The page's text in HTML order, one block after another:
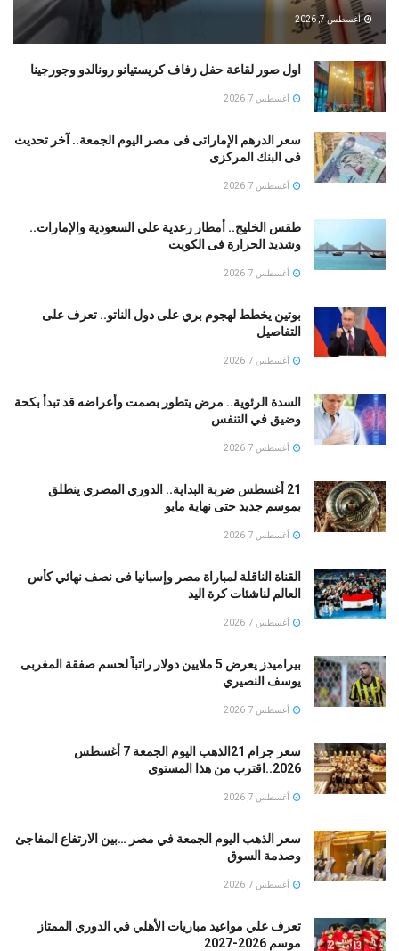
أغسطس 7, 2026
اول صور لقاعة حفل زفاف كريستيانو رونالدو وجورجينا
أغسطس 7, 2026
سعر الدرهم الإماراتى فى مصر اليوم الجمعة.. آخر تحديث
فى البنك المركزى
أغسطس 7, 2026
طقس الخليج.. أمطار رعدية على السعودية والإمارات..
وشديد الحرارة فى الكويت
أغسطس 7, 2026
بوتين يخطط لهجوم بري على دول الناتو.. تعرف على
التفاصيل
أغسطس 7, 2026
السدة الرئوية.. مرض يتطور بصمت وأعراضه قد تبدأ بكحة
وضيق في التنفس
أغسطس 7, 2026
21 أغسطس ضربة البداية.. الدوري المصري ينطلق
بموسم جديد حتى نهاية مايو
أغسطس 7, 2026
القناة الناقلة لمباراة مصر وإسبانيا فى نصف نهائي كأس
العالم لناشئات كرة اليد
أغسطس 7, 2026
بيراميدز يعرض 5 ملايين دولار راتباً لحسم صفقة المغربى
يوسف النصيري
أغسطس 7, 2026
سعر جرام 21الذهب اليوم الجمعة 7 أغسطس
2026..اقترب من هذا المستوى
أغسطس 7, 2026
سعر الذهب اليوم الجمعة في مصر …بين الارتفاع المفاجئ
وصدمة السوق
أغسطس 7, 2026
تعرف علي مواعيد مباريات الأهلي في الدوري الممتاز
موسم 2026-2027